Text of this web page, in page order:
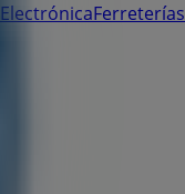
ElectrónicaFerreterías